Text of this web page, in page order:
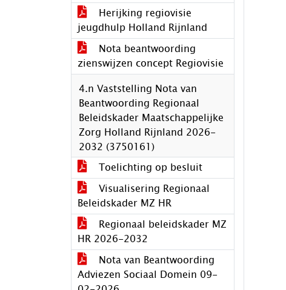
Herijking regiovisie
jeugdhulp Holland Rijnland
Nota beantwoording
zienswijzen concept Regiovisie
4.n Vaststelling Nota van
Beantwoording Regionaal
Beleidskader Maatschappelijke
Zorg Holland Rijnland 2026-
2032 (3750161)
Toelichting op besluit
Visualisering Regionaal
Beleidskader MZ HR
Regionaal beleidskader MZ
HR 2026-2032
Nota van Beantwoording
Adviezen Sociaal Domein 09-